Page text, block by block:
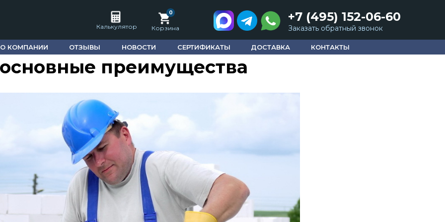
+7 (495) 152-06-60
Заказать обратный звонок
0
Корзина
Калькулятор
О КОМПАНИИ ОТЗЫВЫ НОВОСТИ СЕРТИФИКАТЫ ДОСТАВКА КОНТАКТЫ
точность газобетона
преимущества